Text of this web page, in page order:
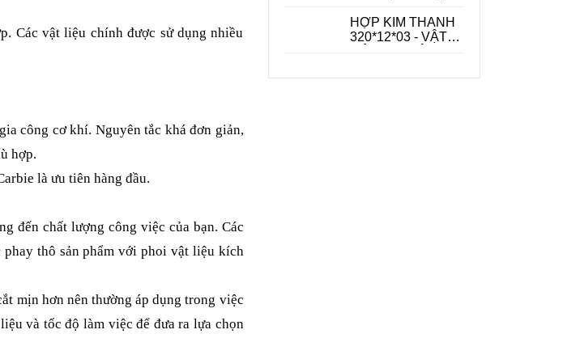
Các vật liệu chính được sử dụng nhiều
công cơ khí. Nguyên tắc khá đơn giản,
hợp.
là ưu tiên hàng đầu.
đến chất lượng công việc của bạn. Các
thô sản phẩm với phoi vật liệu kích
mịn hơn nên thường áp dụng trong việc
và tốc độ làm việc để đưa ra lựa chọn
TỐ QUYẾT ĐỊNH
HIỆU XUẤT GIA
CÔNG CƠ KHÍ
HỢP KIM THANH
320*12*03 - VẬT
BỀN CAO CHO